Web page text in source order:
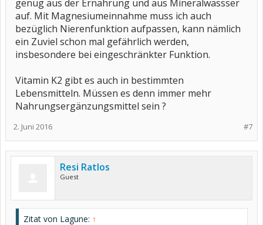
genug aus der Ernährung und aus Mineralwassser
auf. Mit Magnesiumeinnahme muss ich auch
bezüglich Nierenfunktion aufpassen, kann nämlich
ein Zuviel schon mal gefährlich werden,
insbesondere bei eingeschränkter Funktion.
Vitamin K2 gibt es auch in bestimmten
Lebensmitteln. Müssen es denn immer mehr
Nahrungsergänzungsmittel sein ?
#7
2. Juni 2016
Resi Ratlos
Guest
Zitat von Lagune: ↑